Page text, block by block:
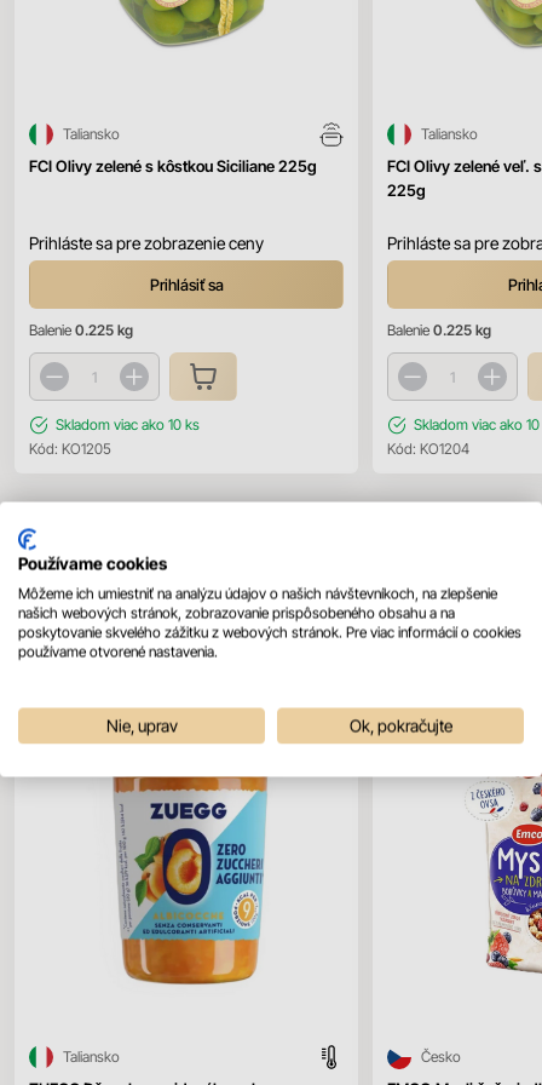
FCI Olivy zelené s kôstkou Siciliane 225g
Taliansko
Prihláste sa pre zobrazenie ceny
Prihlásiť sa
Balenie 0.225 kg
Skladom viac ako 10 ks
Kód: KO1205
FCI Olivy zelené veľ.
225g
Taliansko
Prihláste sa pre
Balenie 0.225 kg
Skladom viac ako
Kód: KO1204
Mohlo by sa vám páčiť Všetky produkty
Taliansko Česko
Používame cookies
Môžeme ich umiestniť na analýzu údajov o našich návštevníkoch, na zlepšenie
našich webových stránok, zobrazovanie prispôsobeného obsahu a na
poskytovanie skvelého zážitku z webových stránok. Pre viac informácií o cookies
používame otvorené nastavenia.
Nie, uprav Ok, pokračujte